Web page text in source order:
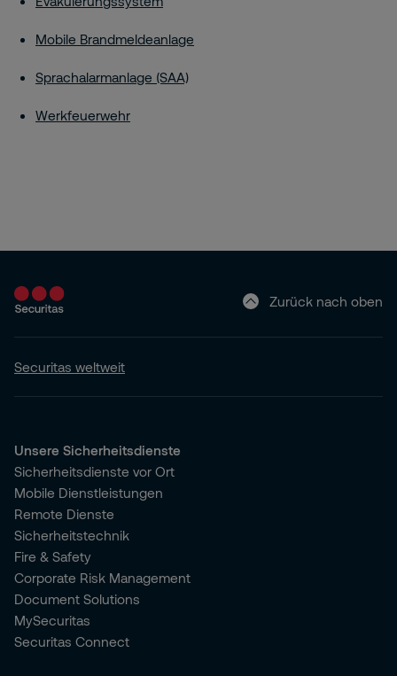
Mobile Brandmeldeanlage
Sprachalarmanlage (SAA)
Werkfeuerwehr
Zurück nach oben
Securitas weltweit
Unsere Sicherheitsdienste
Sicherheitsdienste vor Ort
Mobile Dienstleistungen
Remote Dienste
Sicherheitstechnik
Fire & Safety
Corporate Risk Management
Document Solutions
MySecuritas
Securitas Connect